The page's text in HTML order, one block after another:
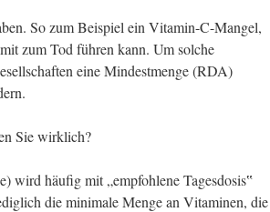
So zum Beispiel ein Vitamin-C-Mangel,
zum Tod führen kann. Um solche
eine Mindestmenge (RDA)
Sie wirklich?
wird häufig mit „empfohlene Tagesdosis‟
die minimale Menge an Vitaminen, die